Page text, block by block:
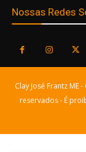
Nossas Redes
Clay José Frantz ME
reservados - É